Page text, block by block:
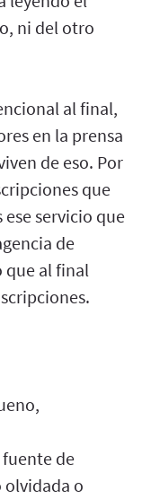
ni del otro
al final,
en la prensa
de eso. Por
que
servicio que
de
que al final
fuente de
olvidada o